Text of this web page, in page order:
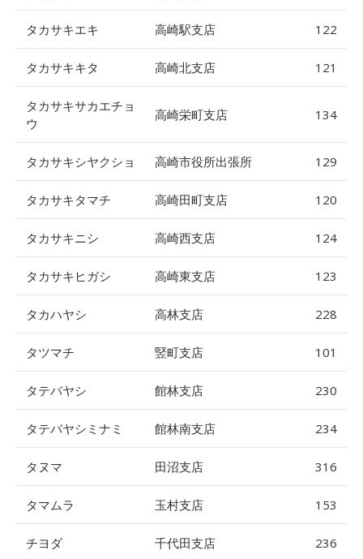
タカサキエキ 高崎駅支店 122
タカサキキタ 高崎北支店 121
タカサキサカエチョ
ウ
高崎栄町支店 134
タカサキシヤクショ 高崎市役所出張所 129
タカサキタマチ 高崎田町支店 120
タカサキニシ 高崎西支店 124
タカサキヒガシ 高崎東支店 123
タカハヤシ 高林支店 228
タツマチ 竪町支店 101
タテバヤシ 館林支店 230
タテバヤシミナミ 館林南支店 234
タヌマ 田沼支店 316
タマムラ 玉村支店 153
チヨダ 千代田支店 236